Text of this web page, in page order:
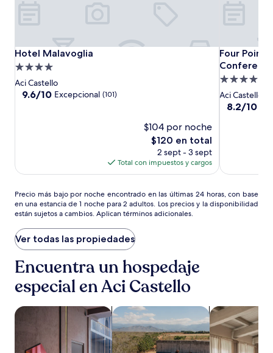
Hotel
Malavoglia
Hotel
Malavoglia
Hotel Malavoglia
Hotel Malavoglia
Propiedad
de
4.0
Aci Castello
9.6
9.6/10 Excepcional (101)
$104 por noche
El
precio
actual
es
$120
$120 en total
2 sept - 3 sept
Total con impuestos y cargos
Four
Points
by
Sheraton
Catania
Four
Four
Propiedad
de
4.0
Aci Castello
8.2
8.2/10
Precio
más
bajo
por
noche
encontrado
en
las
últimas
24
con
una
Precio más bajo por noche encontrado en las últimas 24 horas, con base
en una estancia de 1 noche para 2 adultos. Los precios y la disponibilidad
están sujetos a cambios. Aplican términos adicionales.
Ver todas las propiedades
Encuentra un hospedaje
especial en Aci Castello
Buscar propiedades que aceptan mascotas
Buscar propiedades con alberca
Buscar